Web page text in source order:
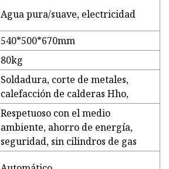
Agua pura/suave, electricidad
540*500*670mm
80kg
Soldadura, corte de metales,
calefacción de calderas Hho,
Respetuoso con el medio
ambiente, ahorro de energía,
seguridad, sin cilindros de gas